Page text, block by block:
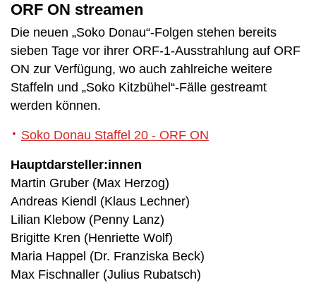
ORF ON streamen
Die neuen „Soko Donau“-Folgen stehen bereits
sieben Tage vor ihrer ORF-1-Ausstrahlung auf ORF
ON zur Verfügung, wo auch zahlreiche weitere
Staffeln und „Soko Kitzbühel“-Fälle gestreamt
werden können.
Soko Donau Staffel 20 - ORF ON
Hauptdarsteller:innen
Martin Gruber (Max Herzog)
Andreas Kiendl (Klaus Lechner)
Lilian Klebow (Penny Lanz)
Brigitte Kren (Henriette Wolf)
Maria Happel (Dr. Franziska Beck)
Max Fischnaller (Julius Rubatsch)